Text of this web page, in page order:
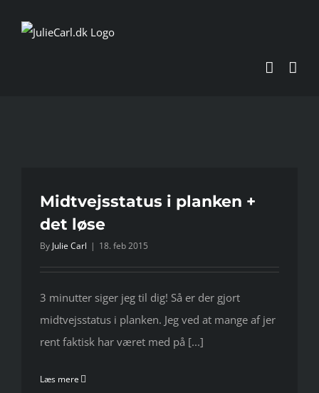
Midtvejsstatus i planken +
det løse
By Julie Carl | 18. feb 2015
3 minutter siger jeg til dig! Så er der gjort
midtvejsstatus i planken. Jeg ved at mange af jer
rent faktisk har været med på [...]
Læs mere